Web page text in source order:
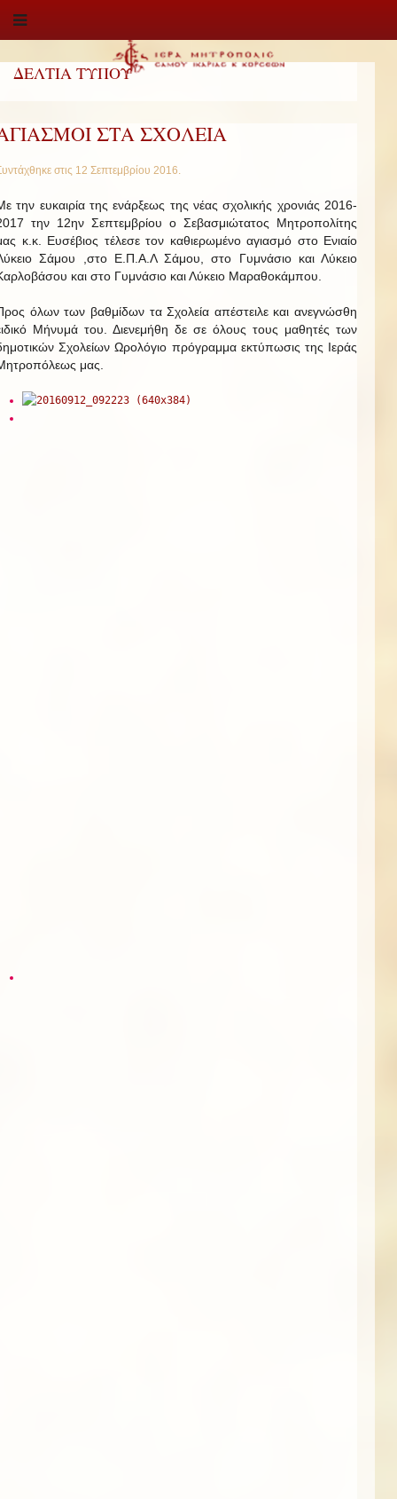
ΔΕΛΤΙΑ ΤΥΠΟΥ
ΣΤΑ ΣΧΟΛΕΙΑ
στις 12 Σεπτεμβρίου 2016.
την ευκαιρία της ενάρξεως της νέας σχολικής χρονιάς 2016-
την 12ην Σεπτεμβρίου ο Σεβασμιώτατος Μητροπολίτης
κ.κ. Ευσέβιος τέλεσε τον καθιερωμένο αγιασμό στο Ενιαίο
Σάμου ,στο Ε.Π.Α.Λ Σάμου, στο Γυμνάσιο και Λύκειο
και στο Γυμνάσιο και Λύκειο Μαραθοκάμπου.
όλων των βαθμίδων τα Σχολεία απέστειλε και ανεγνώσθη
Μήνυμά του. Διενεμήθη δε σε όλους τους μαθητές των
Σχολείων Ωρολόγιο πρόγραμμα εκτύπωσις της Ιεράς
μας.